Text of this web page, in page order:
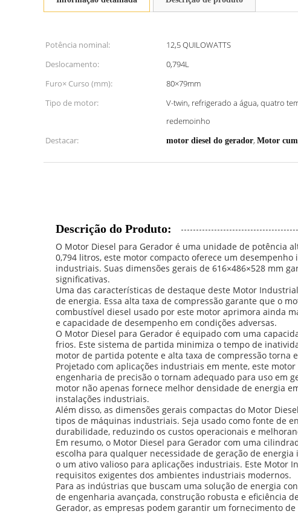
Potência nominal: 12,5 QUILOWATTS
Deslocamento:
0,794L
Furo× Curso (mm):
80×79mm
Tipo de motor:
V-twin, refrigerado a água, quatro
redemoinho
Destacar: motor diesel do gerador, Motor
Descrição do Produto:
O Motor Diesel para Gerador é uma unidade de potência
0,794 litros, este motor compacto oferece um
industriais. Suas dimensões gerais de 616×486×528 mm
significativas.
Uma das características de destaque deste Motor
de energia. Essa alta taxa de compressão garante que o
combustível diesel usado por este motor aprimora ainda
e capacidade de desempenho em condições adversas.
O Motor Diesel para Gerador é equipado com uma
frios. Este sistema de partida minimiza o tempo de
motor de partida potente e alta taxa de compressão
Projetado com aplicações industriais em mente, este
engenharia de precisão o tornam adequado para uso em
motor não apenas fornece melhor densidade de energia
instalações industriais.
Além disso, as dimensões gerais compactas do Motor
tipos de máquinas industriais. Seja usado como fonte de
durabilidade, reduzindo os custos operacionais e
Em resumo, o Motor Diesel para Gerador com uma
escolha para qualquer necessidade de geração de
o um ativo valioso para aplicações industriais. Este Motor
requisitos exigentes dos ambientes industriais modernos.
Para as indústrias que buscam uma solução de energia
de engenharia avançada, construção robusta e eficiência
Gerador, as empresas podem garantir um fornecimento